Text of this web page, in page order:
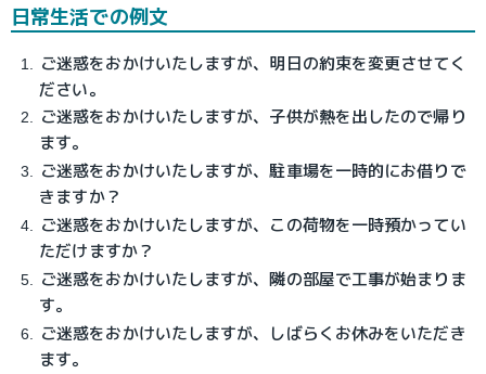
日常生活での例文
ご迷惑をおかけいたしますが、明日の約束を変更させてく
ださい。
ご迷惑をおかけいたしますが、子供が熱を出したので帰り
ます。
ご迷惑をおかけいたしますが、駐車場を一時的にお借りで
きますか？
ご迷惑をおかけいたしますが、この荷物を一時預かってい
ただけますか？
ご迷惑をおかけいたしますが、隣の部屋で工事が始まりま
す。
ご迷惑をおかけいたしますが、しばらくお休みをいただき
ます。